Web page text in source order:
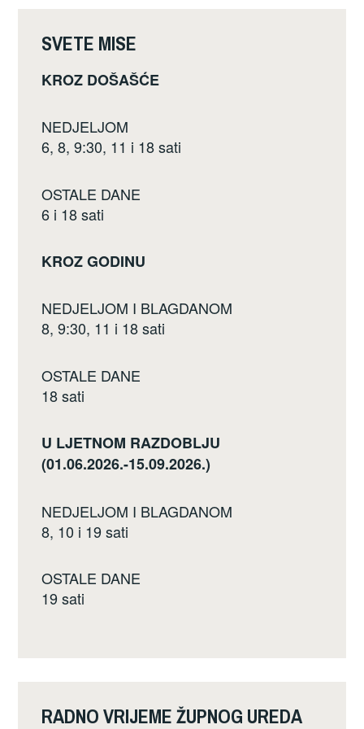
o
k
SVETE MISE
KROZ DOŠAŠĆE
NEDJELJOM
6, 8, 9:30, 11 i 18 sati
OSTALE DANE
6 i 18 sati
KROZ GODINU
NEDJELJOM I BLAGDANOM
8, 9:30, 11 i 18 sati
OSTALE DANE
18 sati
U LJETNOM RAZDOBLJU
(01.06.2026.-15.09.2026.)
NEDJELJOM I BLAGDANOM
8, 10 i 19 sati
OSTALE DANE
19 sati
RADNO VRIJEME ŽUPNOG UREDA